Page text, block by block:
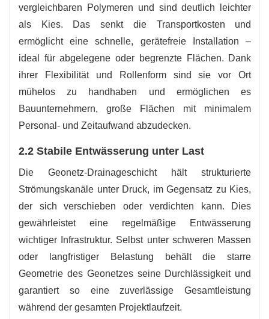
vergleichbaren Polymeren und sind deutlich leichter
als Kies. Das senkt die Transportkosten und
ermöglicht eine schnelle, gerätefreie Installation –
ideal für abgelegene oder begrenzte Flächen. Dank
ihrer Flexibilität und Rollenform sind sie vor Ort
mühelos zu handhaben und ermöglichen es
Bauunternehmern, große Flächen mit minimalem
Personal- und Zeitaufwand abzudecken.
2.2 Stabile Entwässerung unter Last
Die Geonetz-Drainageschicht hält strukturierte
Strömungskanäle unter Druck, im Gegensatz zu Kies,
der sich verschieben oder verdichten kann. Dies
gewährleistet eine regelmäßige Entwässerung
wichtiger Infrastruktur. Selbst unter schweren Massen
oder langfristiger Belastung behält die starre
Geometrie des Geonetzes seine Durchlässigkeit und
garantiert so eine zuverlässige Gesamtleistung
während der gesamten Projektlaufzeit.